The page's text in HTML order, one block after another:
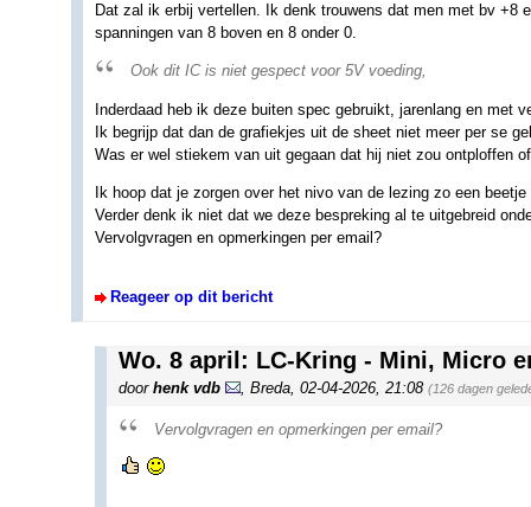
Dat zal ik erbij vertellen. Ik denk trouwens dat men met bv +8
spanningen van 8 boven en 8 onder 0.
Ook dit IC is niet gespect voor 5V voeding,
Inderdaad heb ik deze buiten spec gebruikt, jarenlang en met
Ik begrijp dat dan de grafiekjes uit de sheet niet meer per se
Was er wel stiekem van uit gegaan dat hij niet zou ontploffen
Ik hoop dat je zorgen over het nivo van de lezing zo een
Verder denk ik niet dat we deze bespreking al te uitgebreid
Vervolgvragen en opmerkingen per email?
Reageer op dit bericht
Wo. 8 april: LC-Kring - Mini, Micro
door henk vdb Breda 02-04-2026, 21:08 (126 dagen
Vervolgvragen en opmerkingen per email?